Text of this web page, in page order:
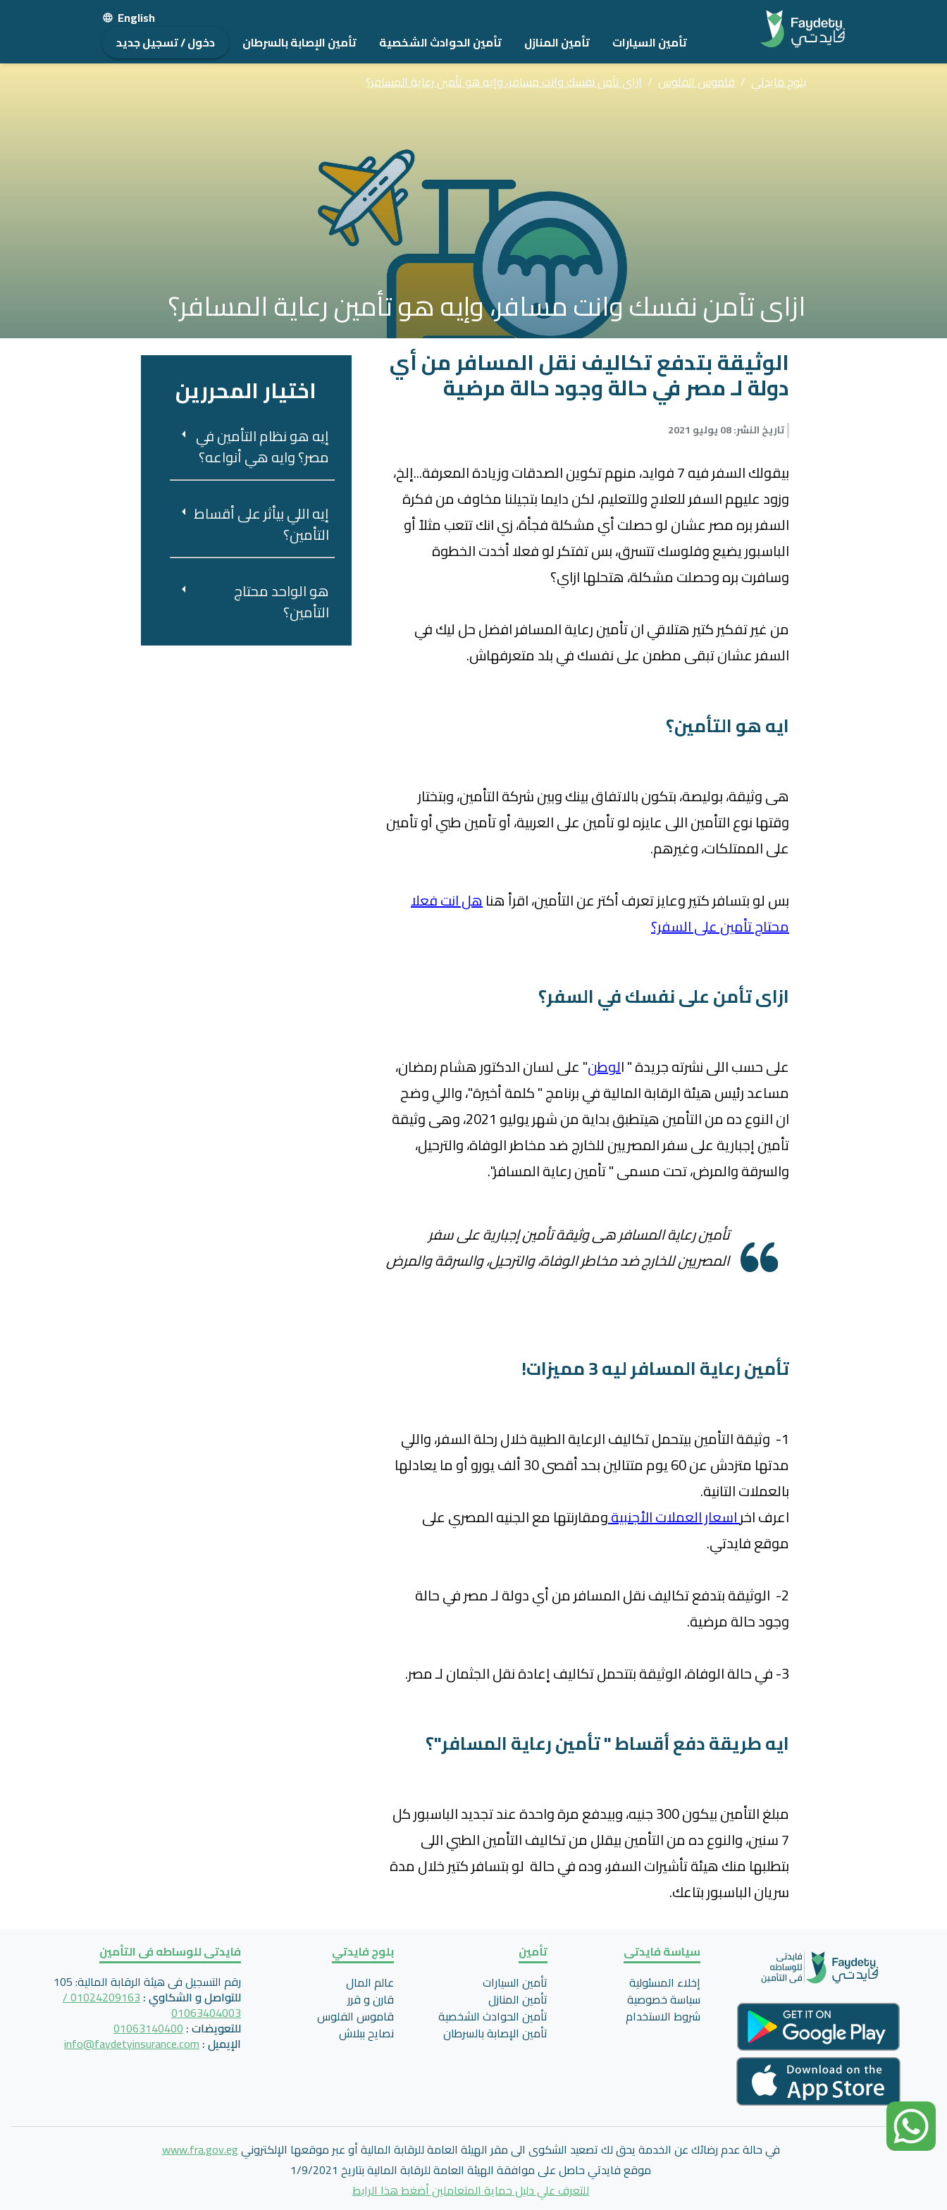
English
تأمين السيارات
تأمين المنازل تأمين الحوادث الشخصية تأمين اﻹصابة بالسرطان
دخول / تسجيل جديد
بلوج فايدتي / قاموس الفلوس / ازاى تآمن نفسك وانت مسافر، وإيه هو تأمين رعاية المسافر؟
ازاى تآمن نفسك وانت مسافر، وإيه هو تأمين رعاية المسافر؟
الوثيقة بتدفع تكاليف نقل المسافر من أي
دولة لـ مصر في حالة وجود حالة مرضية
تاريخ النشر:08 يوليو 2021
بيقولك السفر فيه 7 فوايد، منهم تكوين الصدقات وزيادة المعرفة...إلخ،
وزود عليهم السفر للعلاج وللتعليم، لكن دايما بتجيلنا مخاوف من فكرة
السفر بره مصر عشان لو حصلت أي مشكلة فجأة، زي انك تتعب مثلاً أو
الباسبور يضيع وفلوسك تتسرق، بس تفتكر لو فعلا أخدت الخطوة
وسافرت بره وحصلت مشكلة، هتحلها ازاي؟
من غير تفكير كتير هتلاقي ان تأمين رعاية المسافر افضل حل ليك في
السفر عشان تبقى مطمن على نفسك في بلد متعرفهاش.
ايه هو التأمين؟
هى وثيقة، بوليصة، بتكون بالاتفاق بينك وبين شركة التأمين، وبتختار
وقتها نوع التأمين اللى عايزه لو تأمين على العربية، أو تأمين طبي أو تأمين
على الممتلكات، وغيرهم.
بس لو بتسافر كتير وعايز تعرف أكتر عن التأمين، اقرأ هناهل انت فعلا
محتاج تأمين على السفر؟
ازاى تأمن على نفسك في السفر؟
على حسب اللى نشرته جريدة " الوطن" على لسان الدكتور هشام رمضان،
مساعد رئيس هيئة الرقابة المالية في برنامج " كلمة أخيرة"، واللي وضح
ان النوع ده من التأمين هيتطبق بداية من شهر يوليو 2021، وهى وثيقة
تأمين إجبارية على سفر المصريين للخارج ضد مخاطر الوفاة، والترحيل،
والسرقة والمرض، تحت مسمى " تأمين رعاية المسافر".
تأمين رعاية المسافر هى وثيقة تأمين إجبارية على سفر
المصريين للخارج ضد مخاطر الوفاة، والترحيل، والسرقة والمرض
تأمين رعاية المسافر ليه 3 مميزات!
1- وثيقة التأمين بيتحمل تكاليف الرعاية الطبية خلال رحلة السفر، واللي
مدتها متزدش عن 60 يوم متتالين بحد أقصى 30 ألف يورو أو ما يعادلها
بالعملات التانية.
اعرف اخراسعار العملات الأجنبيةومقارنتها مع الجنيه المصري على
موقع فايدتي.
2- الوثيقة بتدفع تكاليف نقل المسافر من أي دولة لـ مصر في حالة
وجود حالة مرضية.
3- في حالة الوفاة، الوثيقة بتتحمل تكاليف إعادة نقل الجثمان لـ مصر.
ايه طريقة دفع أقساط " تأمين رعاية المسافر"؟
مبلغ التأمين بيكون 300 جنيه، وبيدفع مرة واحدة عند تجديد الباسبور كل
7 سنين، والنوع ده من التأمين بيقلل من تكاليف التأمين الطبي اللى
بتطلبها منك هيئة تأشيرات السفر، وده في حالة لو بتسافر كتير خلال مدة
سريان الباسبور بتاعك.
اختيار المحررين
إيه هو نظام التأمين في
مصر؟ وايه هي أنواعه؟
إيه اللي بيأثر على أقساط
التأمين؟
هو‌ ‌الواحد‌ ‌محتاج‌
‌التأمين؟‌ ‌
سياسة فايدتى
إخلاء المسئولية
سياسة خصوصية
شروط الاستخدام
تأمين
تأمين السيارات
تأمين المنازل
تأمين الحوادث الشخصية
تأمين اﻹصابة بالسرطان
بلوج فايدتي
عالم المال
قارن و قرر
قاموس الفلوس
نصايح ببلاش
فايدتى للوساطه فى التأمين
رقم التسجيل فى هيئة الرقابة المالية:
105
للتواصل و الشكاوي:
01024209163 /
01063404003
للتعويضات:
01063140400
الإيميل:
info@faydetyinsurance.com
في حالة عدم رضائك عن الخدمة يحق لك تصعيد الشكوى الى مقر الهيئة العامة للرقابة المالية أو عبر موقعها الإلكترونيwww.fra.gov.eg
موقع فايدتي حاصل على موافقة الهيئة العامة للرقابة المالية بتاريخ 1/9/2021
للتعرف علي دليل حماية المتعاملين أضغط هذا الرابط